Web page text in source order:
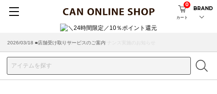
カート
0
BRAND
2026/08/04 ■8/13(木)AM2:00～サイトメンテナンス実施のお知らせ
2026/03/18 ■店舗受け取りサービスのご案内